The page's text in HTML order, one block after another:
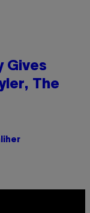
Gives
The